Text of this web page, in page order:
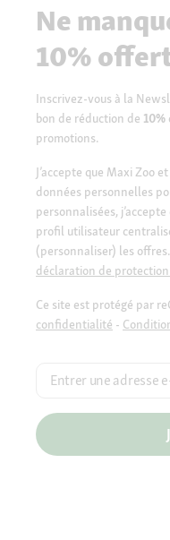
Ne
10%
Inscrivez-vous à la
bon de réduction de 10%
promotions.
J’accepte que Maxi Zoo
données personnelles
personnalisées,
profil utilisateur
(personnaliser) les
déclaration de
Ce site est protégé par
confidentialité -
Entrer une adresse